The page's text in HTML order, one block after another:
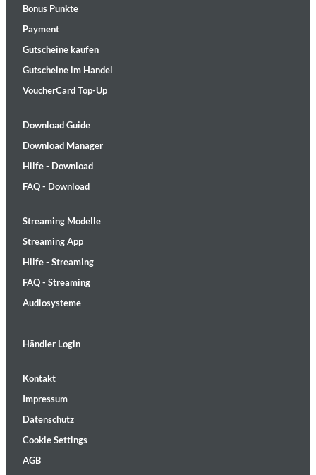
Bonus Punkte
Payment
Gutscheine kaufen
Gutscheine im Handel
VoucherCard Top-Up
Download Guide
Download Manager
Hilfe - Download
FAQ - Download
Streaming Modelle
Streaming App
Hilfe - Streaming
FAQ - Streaming
Audiosysteme
Händler Login
Kontakt
Impressum
Datenschutz
Cookie Settings
AGB